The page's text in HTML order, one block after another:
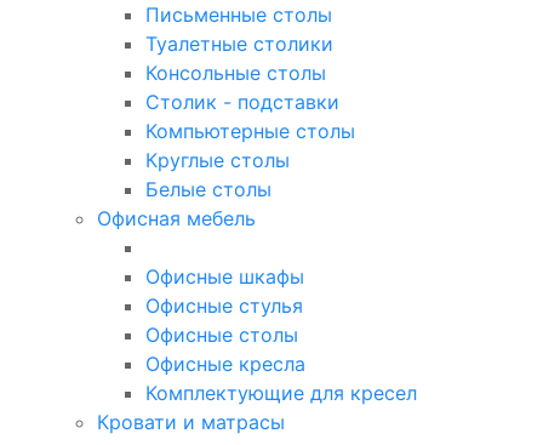
Письменные столы
Туалетные столики
Консольные столы
Столик - подставки
Компьютерные столы
Круглые столы
Белые столы
Офисная мебель
Офисные шкафы
Офисные стулья
Офисные столы
Офисные кресла
Комплектующие для кресел
Кровати и матрасы